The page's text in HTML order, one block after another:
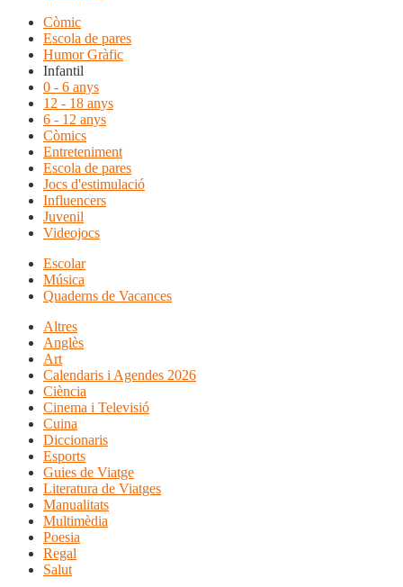
Còmic
Escola de pares
Humor Gràfic
Infantil
0 - 6 anys
12 - 18 anys
6 - 12 anys
Còmics
Entreteniment
Escola de pares
Jocs d'estimulació
Influencers
Juvenil
Videojocs
Escolar
Música
Quaderns de Vacances
Altres
Anglès
Art
Calendaris i Agendes 2026
Ciència
Cinema i Televisió
Cuina
Diccionaris
Esports
Guies de Viatge
Literatura de Viatges
Manualitats
Multimèdia
Poesia
Regal
Salut